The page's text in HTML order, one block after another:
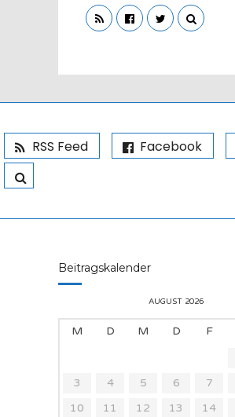
RSS Feed Facebook
Beitragskalender
AUGUST 2026
M D M D F
3
4 5 6 7
10
11 12 13 14